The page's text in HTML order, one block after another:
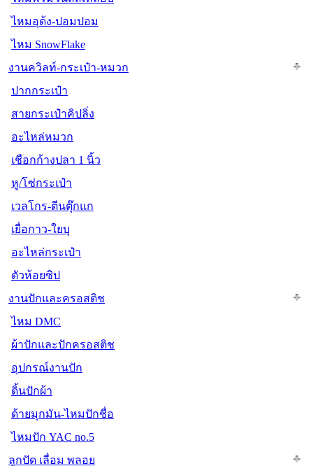
ไหมอุด้ง-ปอมปอม
ไหม SnowFlake
งานควิลท์-กระเป๋า-หมวก
ปากกระเป๋า
สายกระเป๋าคิปลิ่ง
อะไหล่หมวก
เชือกก้างปลา 1 นิ้ว
หู/โซ่กระเป๋า
เวลโกร-ตีนตุ๊กแก
เยื่อกาว-ใยบุ
อะไหล่กระเป๋า
ตัวห้อยซิป
งานปักและครอสติช
ไหม DMC
ผ้าปักและปักครอสติช
อุปกรณ์งานปัก
ดิ้นปักผ้า
ด้ายมุกมัน-ไหมปักชื่อ
ไหมปัก YAC no.5
ลูกปัด เลื่อม พลอย